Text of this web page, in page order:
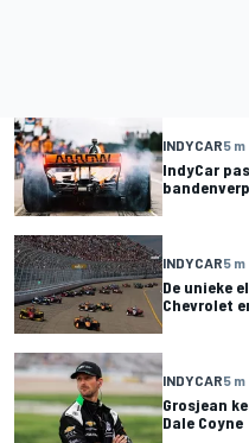
INDYCAR5 m
IndyCar
INDYCAR5 m
De unieke
Chevrolet
INDYCAR5 m
Grosjean
Dale Coyne